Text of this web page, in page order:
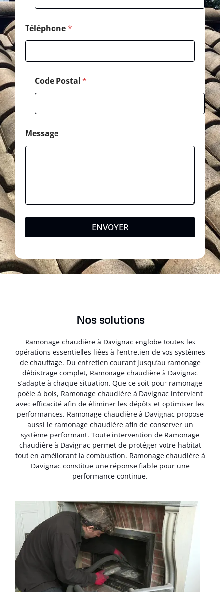
Téléphone*
e
s
s
a
g
e
*
Code Postal *
Message
ENVOYER
Nos solutions
Ramonage chaudière à Davignac englobe toutes les
opérations essentielles liées à l’entretien de vos systèmes
de chauffage. Du entretien courant jusqu’au ramonage
débistrage complet, Ramonage chaudière à Davignac
s’adapte à chaque situation. Que ce soit pour ramonage
poêle à bois, Ramonage chaudière à Davignac intervient
avec efficacité afin de éliminer les dépôts et optimiser les
performances. Ramonage chaudière à Davignac propose
aussi le ramonage chaudière afin de conserver un
système performant. Toute intervention de Ramonage
chaudière à Davignac permet de protéger votre habitat
tout en améliorant la combustion. Ramonage chaudière à
Davignac constitue une réponse fiable pour une
performance continue.